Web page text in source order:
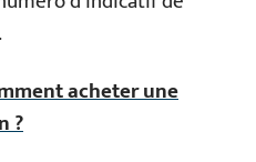
acheter une
?